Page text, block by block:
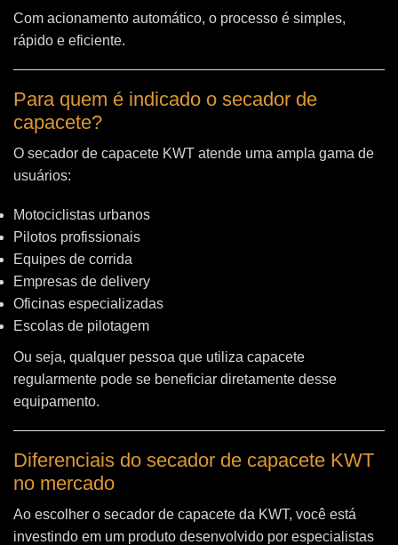
Com acionamento automático, o processo é simples,
rápido e eficiente.
Para quem é indicado o secador de
capacete?
O secador de capacete KWT atende uma ampla gama de
usuários:
Motociclistas urbanos
Pilotos profissionais
Equipes de corrida
Empresas de delivery
Oficinas especializadas
Escolas de pilotagem
Ou seja, qualquer pessoa que utiliza capacete
regularmente pode se beneficiar diretamente desse
equipamento.
Diferenciais do secador de capacete KWT
no mercado
Ao escolher o secador de capacete da KWT, você está
investindo em um produto desenvolvido por especialistas